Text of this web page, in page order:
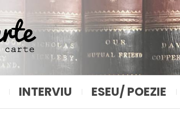
INTERVIU ESEU/ POEZIE